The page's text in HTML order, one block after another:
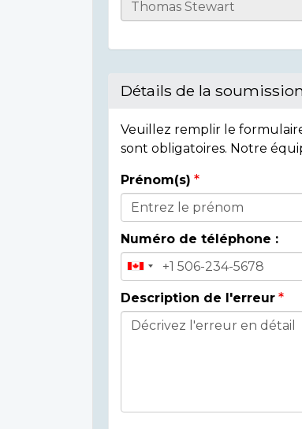
Casualty
Détails de la soumission
Veuillez remplir le
sont obligatoires. Notre
Donor
Details
Prénom(s)
Numéro de téléphone :
Description de l'erreur